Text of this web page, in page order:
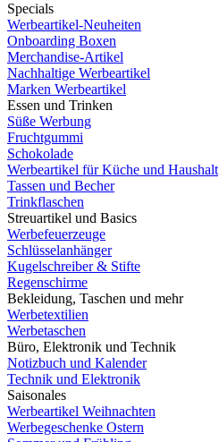
Specials
Werbeartikel-Neuheiten
Onboarding Boxen
Merchandise-Artikel
Nachhaltige Werbeartikel
Marken Werbeartikel
Essen und Trinken
Süße Werbung
Fruchtgummi
Schokolade
Werbeartikel für Küche und Haushalt
Tassen und Becher
Trinkflaschen
Streuartikel und Basics
Werbefeuerzeuge
Schlüsselanhänger
Kugelschreiber & Stifte
Regenschirme
Bekleidung, Taschen und mehr
Werbetextilien
Werbetaschen
Büro, Elektronik und Technik
Notizbuch und Kalender
Technik und Elektronik
Saisonales
Werbeartikel Weihnachten
Werbegeschenke Ostern